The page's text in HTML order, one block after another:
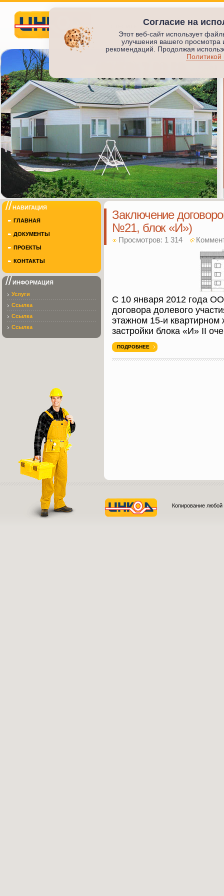
Инкод
СТРОИТЕЛЬСТВО ЖИЛЬЯ
ИНКОД
Заключение
№21, блок «И»)
Просмотров: 1 314
С 10 января 2012 года
договора долевого
этажном 15-и
застройки блока «И» II
ПОДРОБНЕЕ
НАВИГАЦИЯ
ГЛАВНАЯ
ДОКУМЕНТЫ
ПРОЕКТЫ
КОНТАКТЫ
ИНФОРМАЦИЯ
Услуги
Ссылка
Ссылка
Ссылка
Копирование
Согласие на
Этот веб-сайт использует
улучшения вашего просмотра
рекомендаций. Продолжая